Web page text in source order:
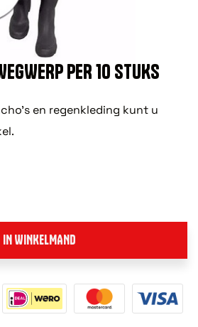
PER 10 STUKS
en regenkleding kunt u
IN WINKELMAND